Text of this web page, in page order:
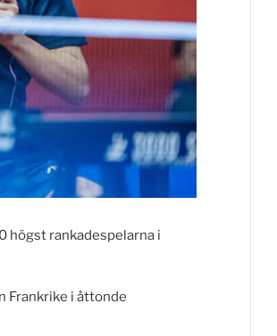
högst rankadespelarna i
Frankrike i åttonde